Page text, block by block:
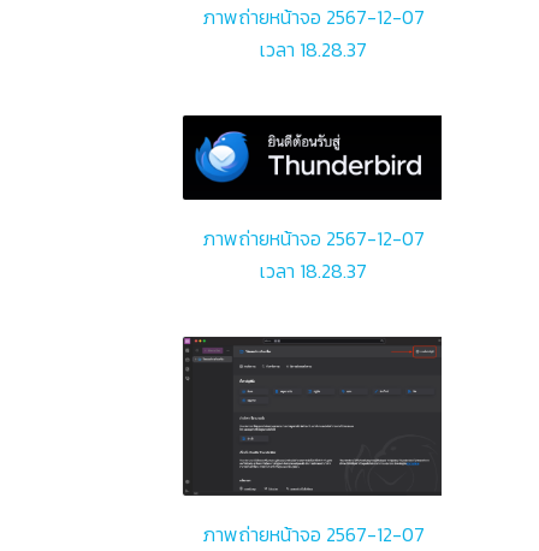
ภาพถ่ายหน้าจอ 2567-12-07
เวลา 18.28.37
ภาพถ่ายหน้าจอ 2567-12-07
เวลา 18.28.37
ภาพถ่ายหน้าจอ 2567-12-07